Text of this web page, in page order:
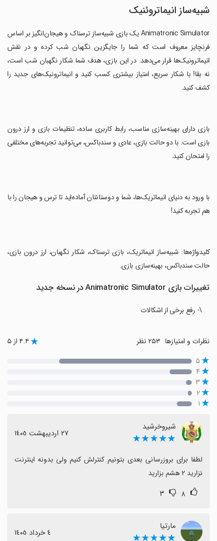
شبیه‌ساز انیماتروئنیک
Animatronic Simulator یک بازی شبیه‌ساز ترسناک و هیجان‌انگیز بر اساس
فرنچایز معروف است که شما را جایگزین نگهبان شب کرده و در نقش
انیماترونیک‌ها قرار می‌دهد. در این بازی، هدف شما شکار نگهبان شب است،
نه بقا! با شکار سریع، امتیاز بیشتری کسب کنید و انیماترونیک‌های جدید را
کشف کنید.
‏بازی دارای بهینه‌سازی مناسب، رابط کاربری ساده، تنظیمات بازی و ارز درون
بازی است. با دو حالت بازی، عادی و سندباکس، می‌توانید تجربه‌های مختلفی
را امتحان کنید.
‏با ورود به دنیای انیماتریک‌ها، شما و دوستانتان آماده‌اید تا ترس و هیجان را با
هم تجربه کنید!
‏کلیدواژه‌ها: شبیه‌ساز انیماتریک، بازی ترسناک، شکار نگهبان، ارز درون بازی،
حالت سندباکس، بهینه‌سازی بازی.
تغییرات بازی Animatronic Simulator در نسخه جدید
\- رفع برخی از اشکالات
نظرات و امتیازها ۴.۴ از ۵
۵
۴
۳
۲
۱
شیروخرشید
★★★★★ ٢٧ اردیبهشت ١٤٠٥
نزارید ۲ هشم بزارید
۸ ۳
مارتیا
٤ خرداد ١٤٠٥